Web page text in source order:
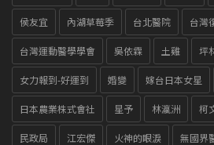
侯友宜 內湖草莓季 台北醫院 台灣
台灣運動醫學學會 吳依霖 土雞 坪
女力報到-好運到 婚變 嫁台日本女星
日本農業株式會社 星予 林瀛洲 柯
民政局 江宏傑 火神的眼淚 無國界